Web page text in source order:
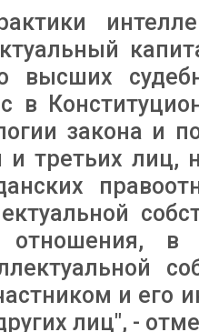
в
закона и
и третьих
отношения,
и его
лиц", -